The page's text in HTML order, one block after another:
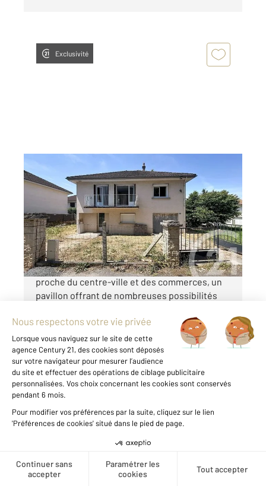
Créer une alerte
Exclusivité
86,80 m2, 3 pièces
Ref : 3915
Maison à vendre
138 000 €
À vendre à Guéret, dans un quartier résidentiel
proche du centre-ville et des commerces, un
pavillon offrant de nombreuses possibilités
principale ou un projet d'investissement. Il se
compose d'une cuisine aménagée, d ...
Voir le détail du bien